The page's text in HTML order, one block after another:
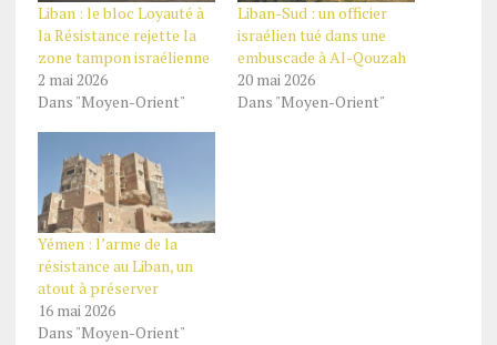
Liban : le bloc Loyauté à
la Résistance rejette la
zone tampon israélienne
2 mai 2026
Dans "Moyen-Orient"
Liban-Sud : un officier
israélien tué dans une
embuscade à Al-Qouzah
20 mai 2026
Dans "Moyen-Orient"
Yémen : l’arme de la
résistance au Liban, un
atout à préserver
16 mai 2026
Dans "Moyen-Orient"